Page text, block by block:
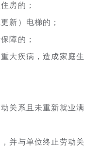
房的；
新）电梯的；
障的；
大疾病，造成家庭生
关系且未重新就业满
并与单位终止劳动关